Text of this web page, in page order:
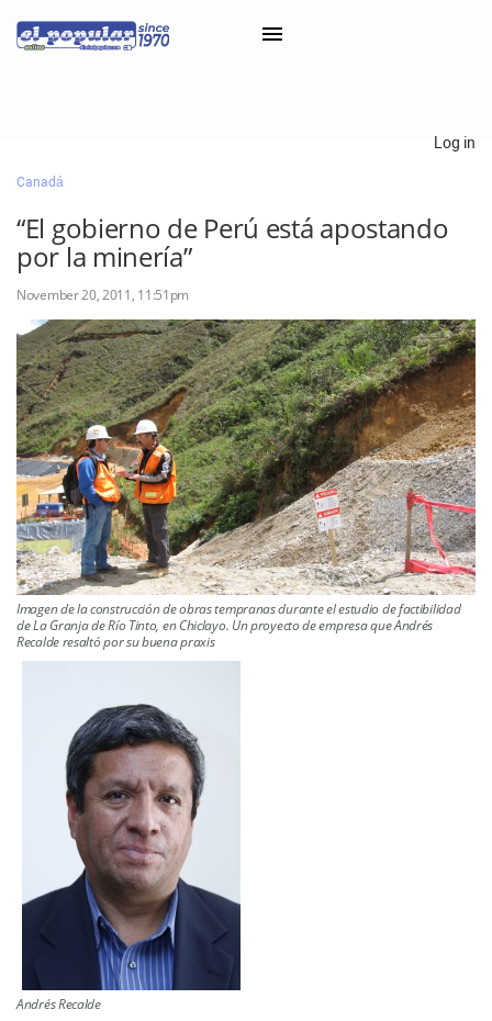
Classifieds
Categorías
Iniciar sesión con Clascal
×
Log in
Canadá
“El gobierno de Perú está apostando
por la minería”
November 20, 2011, 11:51pm
Imagen de la construcción de obras tempranas durante el estudio de factibilidad
de La Granja de Río Tinto, en Chiclayo. Un proyecto de empresa que Andrés
Recalde resaltó por su buena praxis
Andrés Recalde